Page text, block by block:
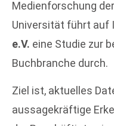
Medienforschung
Universität führt auf
e.V. eine Studie zur
Buchbranche durch.
Ziel ist, aktuelles
aussagekräftige